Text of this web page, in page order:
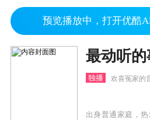
预览播放中，打开优酷
最动听的
独播 欢喜冤家的
出身普通家庭，